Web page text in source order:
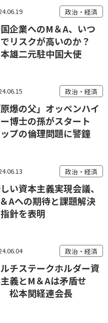
政治・経済
企業へのM＆A、いつ
リスクが高いのか？
雄二元駐中国大使
政治・経済
原爆の父」オッペンハイ
博士の孫がスタート
プの倫理問題に警鐘
政治・経済
い資本主義実現会議、
Aへの期待と課題解決
針を表明
政治・経済
チステークホルダー資
義とM＆Aは矛盾せ
松本関経連会長